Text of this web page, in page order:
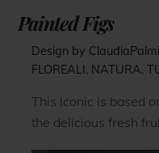
Painted Figs
Design by
FLOREALI, NATURA,
This Iconic is based
the delicious fresh